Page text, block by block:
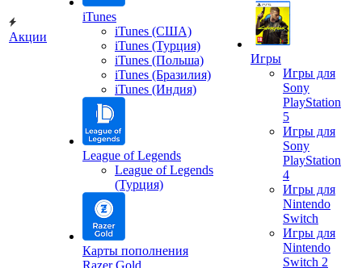
Акции
iTunes
iTunes (США)
iTunes (Турция)
iTunes (Польша)
iTunes (Бразилия)
iTunes (Индия)
League of Legends
League of Legends
(Турция)
Карты пополнения
Razer Gold
Игры
Игры для
Sony
PlayStation
5
Игры для
Sony
PlayStation
4
Игры для
Nintendo
Switch
Игры для
Nintendo
Switch 2